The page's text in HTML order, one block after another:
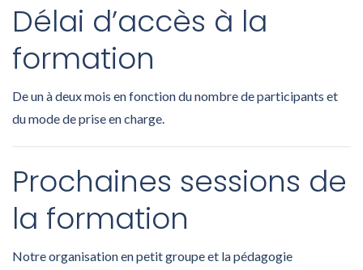
Délai d’accès à la
formation
De un à deux mois en fonction du nombre de participants et
du mode de prise en charge.
Prochaines sessions de
la formation
Notre organisation en petit groupe et la pédagogie